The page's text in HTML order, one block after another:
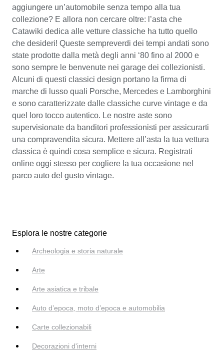
aggiungere un’automobile senza tempo alla tua
collezione? E allora non cercare oltre: l’asta che
Catawiki dedica alle vetture classiche ha tutto quello
che desideri! Queste sempreverdi dei tempi andati sono
state prodotte dalla metà degli anni ‘80 fino al 2000 e
sono sempre le benvenute nei garage dei collezionisti.
Alcuni di questi classici design portano la firma di
marche di lusso quali Porsche, Mercedes e Lamborghini
e sono caratterizzate dalle classiche curve vintage e da
quel loro tocco autentico. Le nostre aste sono
supervisionate da banditori professionisti per assicurarti
una compravendita sicura. Mettere all’asta la tua vettura
classica è quindi cosa semplice e sicura. Registrati
online oggi stesso per cogliere la tua occasione nel
parco auto del gusto vintage.
Esplora le nostre categorie
Archeologia e storia naturale
Arte
Arte asiatica e tribale
Auto d’epoca, moto d’epoca e automobilia
Carte collezionabili
Decorazioni d'interni